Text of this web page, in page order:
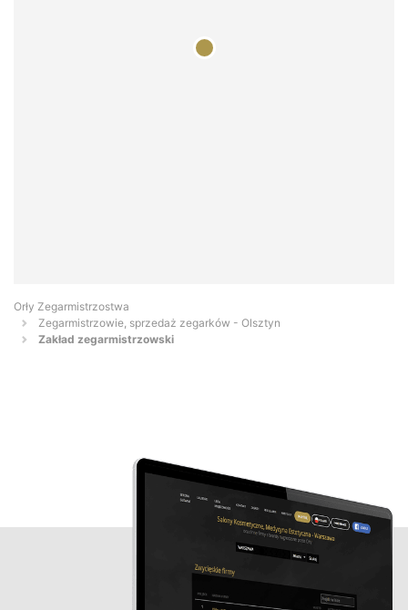
Orły Zegarmistrzostwa
Zegarmistrzowie, sprzedaż zegarków - Olsztyn
Zakład zegarmistrzowski